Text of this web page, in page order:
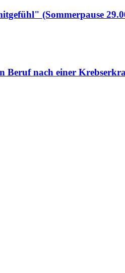
(Sommerpause
Beruf nach einer